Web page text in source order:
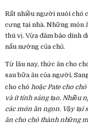
Rất nhiều người nuôi chó
cưng tại nhà. Những món
thú vị. Vừa đảm bảo dinh
nấu nướng của chủ.
Từ lâu nay, thức ăn cho
sau bữa ăn của người.
cho chó hoặc Pate cho chó
và ít tính sáng tạo. Nhiều
các món ăn ngon. Vậy tại
ăn cho chó thành những